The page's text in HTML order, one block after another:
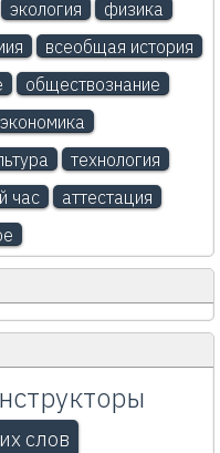
экология
физика
всеобщая история
обществознание
экономика
технология
час
аттестация
слов